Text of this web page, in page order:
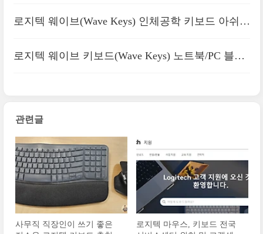
로지텍 웨이브(Wave Keys) 인체공학 키보드 아쉬운
로지텍 웨이브 키보드(Wave Keys) 노트북/PC 블루
관련글
사무직 직장인이 쓰기 좋은
로지텍 마우스, 키보드 전국